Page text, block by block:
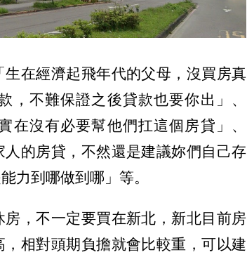
在經濟起飛年代的父母，沒買房真
，不難保證之後貸款也要你出」、
在沒有必要幫他們扛這個房貸」、
人的房貸，不然還是建議妳們自己存
力到哪做到哪」等。
，不一定要買在新北，新北目前房
相對頭期負擔就會比較重，可以建